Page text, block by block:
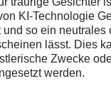
KI-Technologie
und so ein neutrales
lässt. Dies
Zwecke
werden.